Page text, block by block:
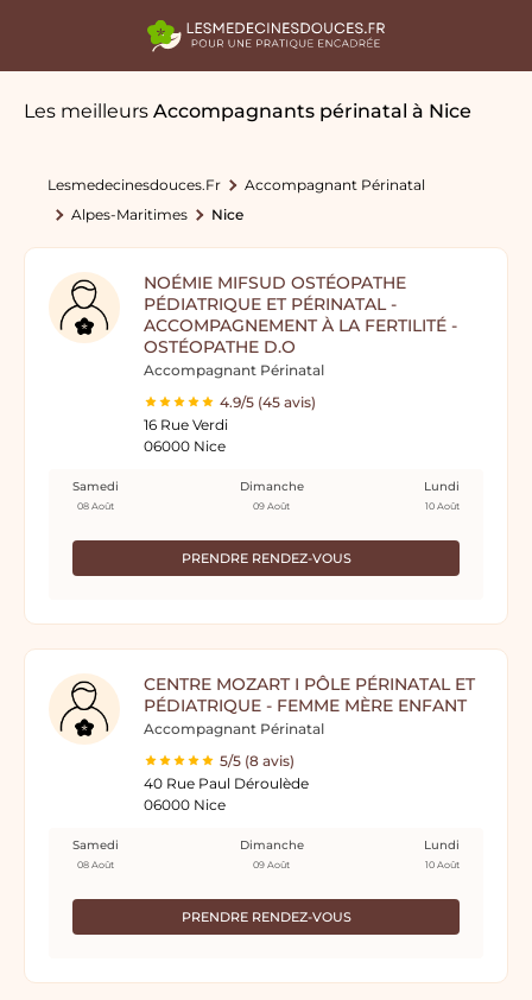
Les meilleurs Accompagnants périnatal à Nice
Lesmedecinesdouces.fr
Accompagnant Périnatal
Alpes-Maritimes
Nice
NOÉMIE MIFSUD OSTÉOPATHE
PÉDIATRIQUE ET PÉRINATAL -
ACCOMPAGNEMENT À LA FERTILITÉ -
OSTÉOPATHE D.O
Accompagnant Périnatal
4.9/5 (45 avis)
16 Rue Verdi
06000 Nice
PRENDRE RENDEZ-VOUS
Samedi
08 Août
Dimanche
09 Août
Lundi
10 Août
CENTRE MOZART I PÔLE PÉRINATAL ET
PÉDIATRIQUE - FEMME MÈRE ENFANT
Accompagnant Périnatal
5/5 (8 avis)
40 Rue Paul Déroulède
06000 Nice
PRENDRE RENDEZ-VOUS
Samedi
08 Août
Dimanche
09 Août
Lundi
10 Août